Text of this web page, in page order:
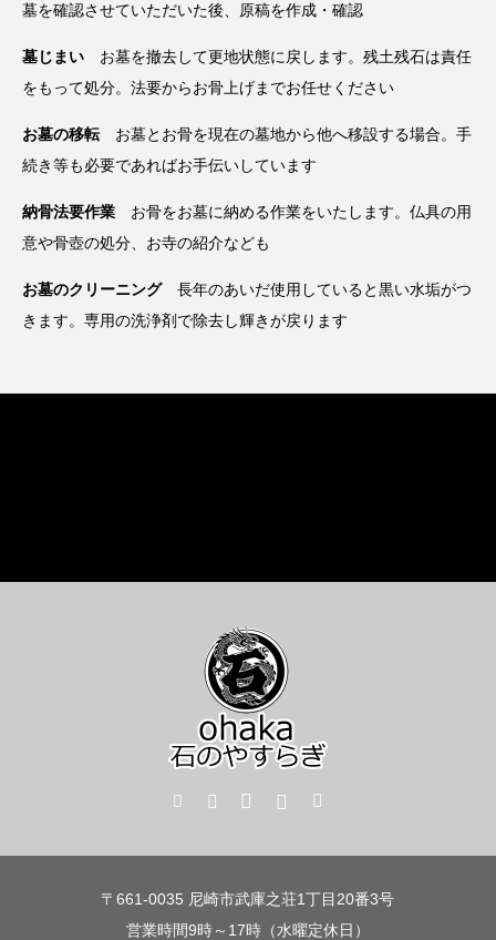
墓を確認させていただいた後、原稿を作成・確認
墓じまい お墓を撤去して更地状態に戻します。残土残石は責任
をもって処分。法要からお骨上げまでお任せください
お墓の移転お墓とお骨を現在の墓地から他へ移設する場合。手
続き等も必要であればお手伝いしています
納骨法要作業 お骨をお墓に納める作業をいたします。仏具の用
意や骨壺の処分、お寺の紹介なども
お墓のクリーニング長年のあいだ使用していると黒い水垢がつ
きます。専用の洗浄剤で除去し輝きが戻ります
〒661-0035 尼崎市武庫之荘1丁目20番3号
営業時間9時～17時（水曜定休日）